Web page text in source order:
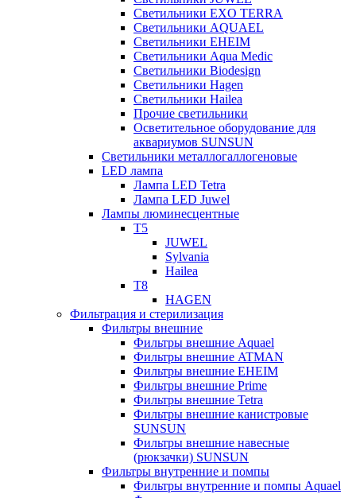
Светильники EXO TERRA
Светильники AQUAEL
Светильники EHEIM
Светильники Aqua Medic
Светильники Biodesign
Светильники Hagen
Светильники Hailea
Прочие светильники
Осветительное оборудование для
аквариумов SUNSUN
Светильники металлогаллогеновые
LED лампа
Лампа LED Tetra
Лампа LED Juwel
Лампы люминесцентные
T5
JUWEL
Sylvania
Hailea
T8
HAGEN
Фильтрация и стерилизация
Фильтры внешние
Фильтры внешние Aquael
Фильтры внешние ATMAN
Фильтры внешние EHEIM
Фильтры внешние Prime
Фильтры внешние Tetra
Фильтры внешние канистровые
SUNSUN
Фильтры внешние навесные
(рюкзачки) SUNSUN
Фильтры внутренние и помпы
Фильтры внутренние и помпы Aquael